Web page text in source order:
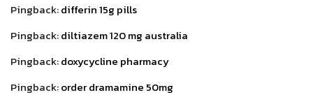
Pingback:differin 15g pills
Pingback:diltiazem 120 mg australia
Pingback:doxycycline pharmacy
Pingback:order dramamine 50mg